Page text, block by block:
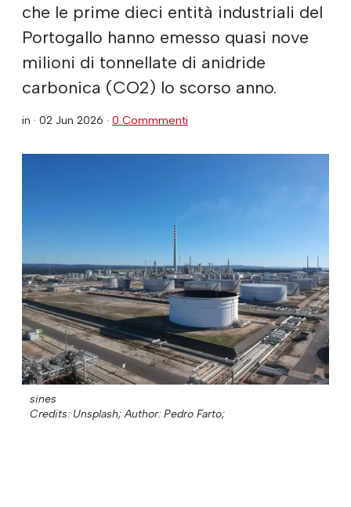
che le prime dieci entità industriali del
Portogallo hanno emesso quasi nove
milioni di tonnellate di anidride
carbonica (CO2) lo scorso anno.
in · 02 Jun 2026 · 0 Commmenti
sines
Credits: Unsplash; Author: Pedro Farto;